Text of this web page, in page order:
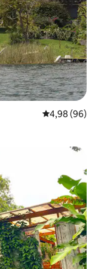
4,98 de uma
4,98 (96)